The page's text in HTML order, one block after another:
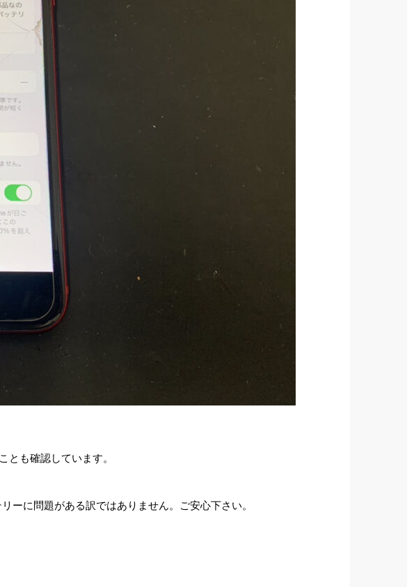
も確認しています。
に問題がある訳ではありません。ご安心下さい。